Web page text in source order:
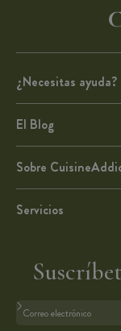
¿Necesitas ayuda?
El Blog
Sobre
Servicios
Formato: